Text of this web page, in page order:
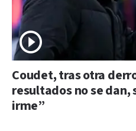
Coudet, tras otra
resultados no se dan,
irme”